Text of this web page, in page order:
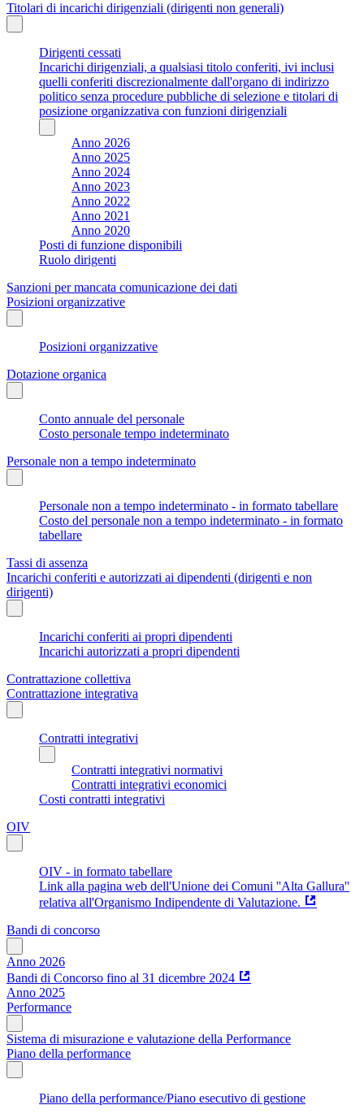
Titolari di incarichi dirigenziali (dirigenti non generali)
Dirigenti cessati
Incarichi dirigenziali, a qualsiasi titolo conferiti, ivi inclusi
quelli conferiti discrezionalmente dall'organo di indirizzo
politico senza procedure pubbliche di selezione e titolari di
posizione organizzativa con funzioni dirigenziali
Anno 2026
Anno 2025
Anno 2024
Anno 2023
Anno 2022
Anno 2021
Anno 2020
Posti di funzione disponibili
Ruolo dirigenti
Sanzioni per mancata comunicazione dei dati
Posizioni organizzative
Posizioni organizzative
Dotazione organica
Conto annuale del personale
Costo personale tempo indeterminato
Personale non a tempo indeterminato
Personale non a tempo indeterminato - in formato tabellare
Costo del personale non a tempo indeterminato - in formato
tabellare
Tassi di assenza
Incarichi conferiti e autorizzati ai dipendenti (dirigenti e non
dirigenti)
Incarichi conferiti ai propri dipendenti
Incarichi autorizzati a propri dipendenti
Contrattazione collettiva
Contrattazione integrativa
Contratti integrativi
Contratti integrativi normativi
Contratti integrativi economici
Costi contratti integrativi
OIV
OIV - in formato tabellare
Link alla pagina web dell'Unione dei Comuni ''Alta Gallura''
relativa all'Organismo Indipendente di Valutazione.
Bandi di concorso
Anno 2026
Bandi di Concorso fino al 31 dicembre 2024
Anno 2025
Performance
Sistema di misurazione e valutazione della Performance
Piano della performance
Piano della performance/Piano esecutivo di gestione